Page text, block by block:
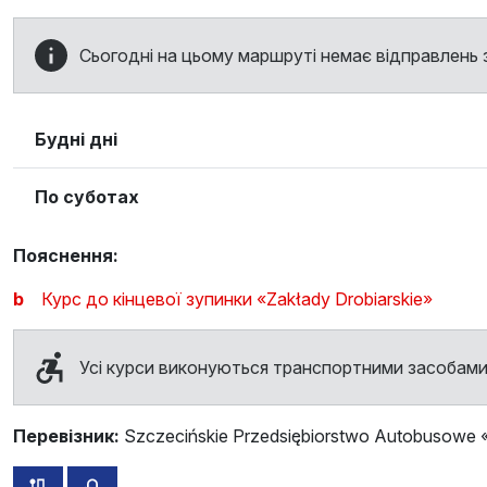
Сьогодні на цьому маршруті немає відправлень
Будні дні
По суботах
Пояснення:
b
Курс до кінцевої зупинки «Zakłady Drobiarskie»
Усі курси виконуються транспортними
Перевізник: Szczecińskie Przedsiębiorstwo Autobusowe